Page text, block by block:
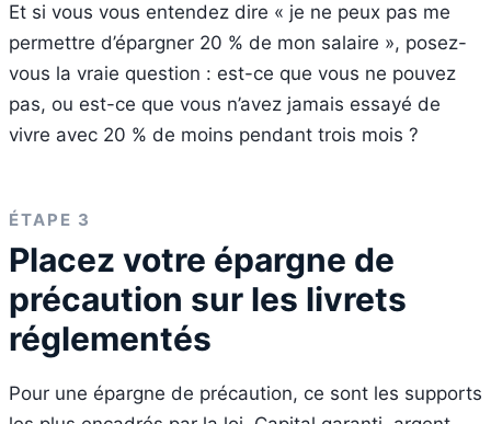
Et si vous vous entendez dire « je ne peux pas me
permettre d’épargner 20 % de mon salaire », posez-
vous la vraie question : est-ce que vous ne pouvez
pas, ou est-ce que vous n’avez jamais essayé de
vivre avec 20 % de moins pendant trois mois ?
ÉTAPE 3
Placez votre épargne de
précaution sur les livrets
réglementés
Pour une épargne de précaution, ce sont les supports